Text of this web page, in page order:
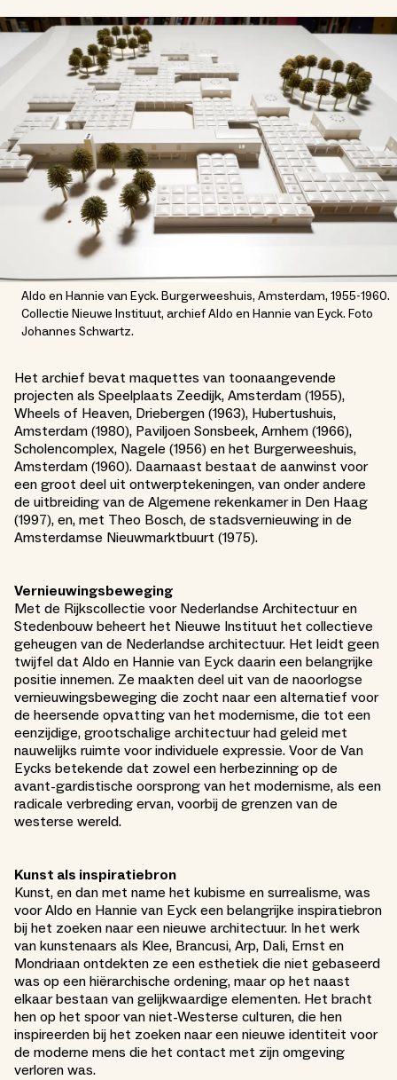
Aldo en Hannie van Eyck. Burgerweeshuis, Amsterdam, 1955-1960.
Collectie Nieuwe Instituut, archief Aldo en Hannie van Eyck. Foto
Johannes Schwartz.
Het archief bevat maquettes van toonaangevende
projecten als Speelplaats Zeedijk, Amsterdam (1955),
Wheels of Heaven, Driebergen (1963), Hubertushuis,
Amsterdam (1980), Paviljoen Sonsbeek, Arnhem (1966),
Scholencomplex, Nagele (1956) en het Burgerweeshuis,
Amsterdam (1960). Daarnaast bestaat de aanwinst voor
een groot deel uit ontwerptekeningen, van onder andere
de uitbreiding van de Algemene rekenkamer in Den Haag
(1997), en, met Theo Bosch, de stadsvernieuwing in de
Amsterdamse Nieuwmarktbuurt (1975).
Vernieuwingsbeweging
Met de Rijkscollectie voor Nederlandse Architectuur en
Stedenbouw beheert het Nieuwe Instituut het collectieve
geheugen van de Nederlandse architectuur. Het leidt geen
twijfel dat Aldo en Hannie van Eyck daarin een belangrijke
positie innemen. Ze maakten deel uit van de naoorlogse
vernieuwingsbeweging die zocht naar een alternatief voor
de heersende opvatting van het modernisme, die tot een
eenzijdige, grootschalige architectuur had geleid met
nauwelijks ruimte voor individuele expressie. Voor de Van
Eycks betekende dat zowel een herbezinning op de
avant-gardistische oorsprong van het modernisme, als een
radicale verbreding ervan, voorbij de grenzen van de
westerse wereld.
Kunst als inspiratiebron
Kunst, en dan met name het kubisme en surrealisme, was
voor Aldo en Hannie van Eyck een belangrijke inspiratiebron
bij het zoeken naar een nieuwe architectuur. In het werk
van kunstenaars als Klee, Brancusi, Arp, Dali, Ernst en
Mondriaan ontdekten ze een esthetiek die niet gebaseerd
was op een hiërarchische ordening, maar op het naast
elkaar bestaan van gelijkwaardige elementen. Het bracht
hen op het spoor van niet-Westerse culturen, die hen
inspireerden bij het zoeken naar een nieuwe identiteit voor
de moderne mens die het contact met zijn omgeving
verloren was.